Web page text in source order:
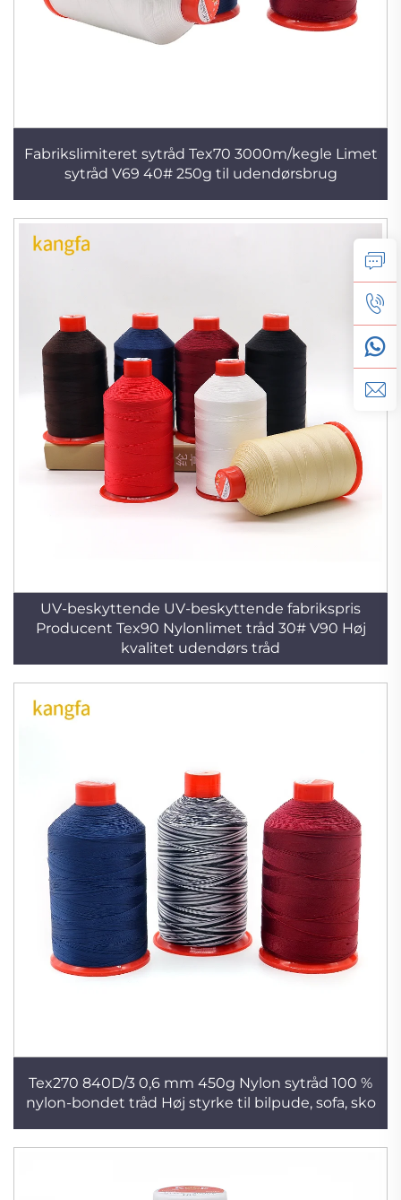
Fabrikslimiteret sytråd Tex70 3000m/kegle Limet
sytråd V69 40# 250g til udendørsbrug
UV-beskyttende UV-beskyttende fabrikspris
Producent Tex90 Nylonlimet tråd 30# V90 Høj
kvalitet udendørs tråd
Tex270 840D/3 0,6 mm 450g Nylon sytråd 100 %
nylon-bondet tråd Høj styrke til bilpude, sofa, sko